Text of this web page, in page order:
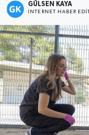
GÜLSEN KAYA
İNTERNET HABER
Mersin Tarihi
Özel Haber
Politika
Resmi İlan
Sağlık